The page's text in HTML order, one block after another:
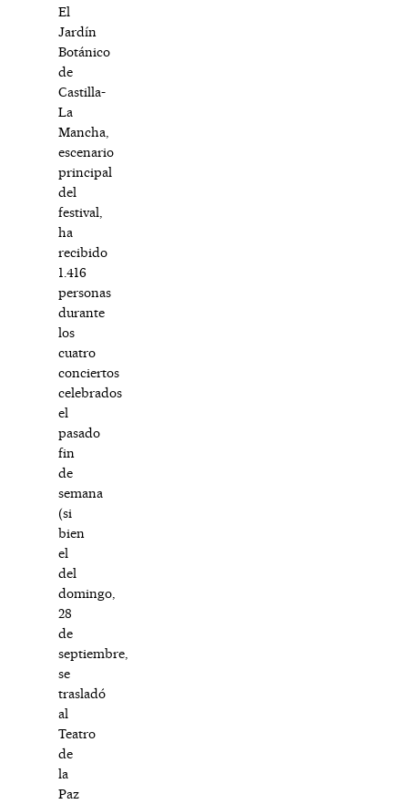
El
Jardín
Botánico
de
Castilla-
La
Mancha,
escenario
principal
del
festival,
ha
recibido
1.416
personas
durante
los
cuatro
conciertos
celebrados
el
pasado
fin
de
semana
(si
bien
el
del
domingo,
28
de
septiembre,
se
trasladó
al
Teatro
de
la
Paz